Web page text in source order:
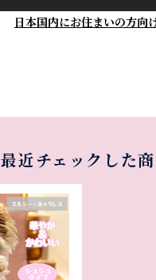
日本国内にお住まいの方向
最近チェックした